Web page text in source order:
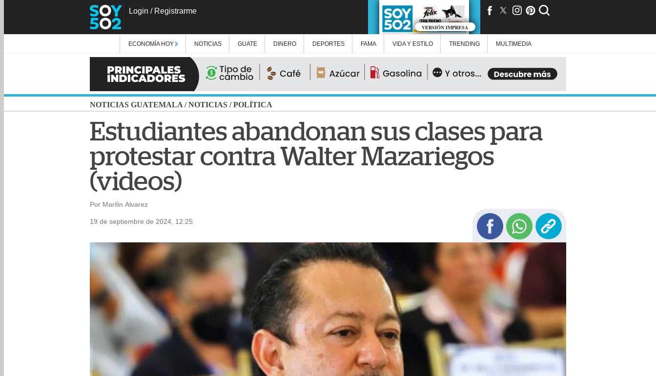
Login / Registrarme
VERSIÓN IMPRESA
ECONOMÍA HOY NOTICIAS GUATE DINERO DEPORTES FAMA VIDA Y ESTILO TRENDING MULTIMEDIA
NOTICIAS GUATEMALA /NOTICIAS /POLÍTICA
Estudiantes abandonan sus clases para
protestar contra Walter Mazariegos
(videos)
Por Marilin Alvarez
19 de septiembre de 2024, 12:25